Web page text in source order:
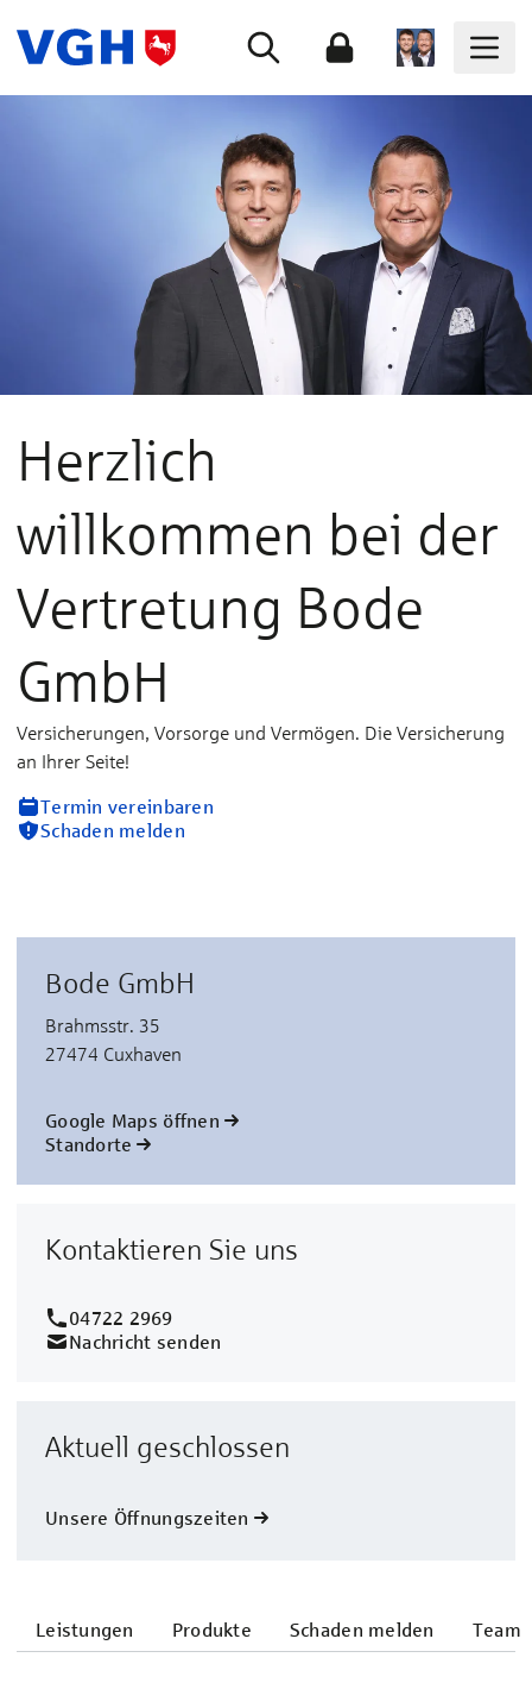
Herzlich
willkommen bei der
Vertretung Bode
GmbH
Versicherungen, Vorsorge und Vermögen. Die Versicherung
an Ihrer Seite!
Termin vereinbaren
Schaden melden
Bode GmbH
Brahmsstr. 35
27474 Cuxhaven
Google Maps öffnen
Standorte
Kontaktieren Sie uns
04722 2969
Nachricht senden
Aktuell geschlossen
Unsere Öffnungszeiten
Leistungen Produkte Schaden melden Team